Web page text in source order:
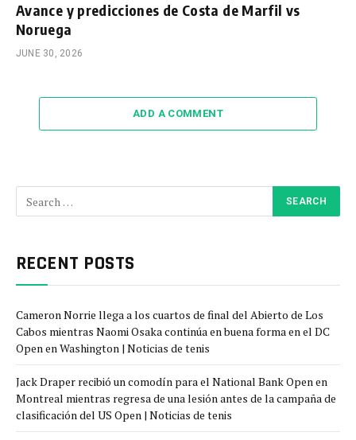
Avance y predicciones de Costa de Marfil vs
Noruega
JUNE 30, 2026
ADD A COMMENT
RECENT POSTS
Cameron Norrie llega a los cuartos de final del Abierto de Los
Cabos mientras Naomi Osaka continúa en buena forma en el DC
Open en Washington | Noticias de tenis
Jack Draper recibió un comodín para el National Bank Open en
Montreal mientras regresa de una lesión antes de la campaña de
clasificación del US Open | Noticias de tenis